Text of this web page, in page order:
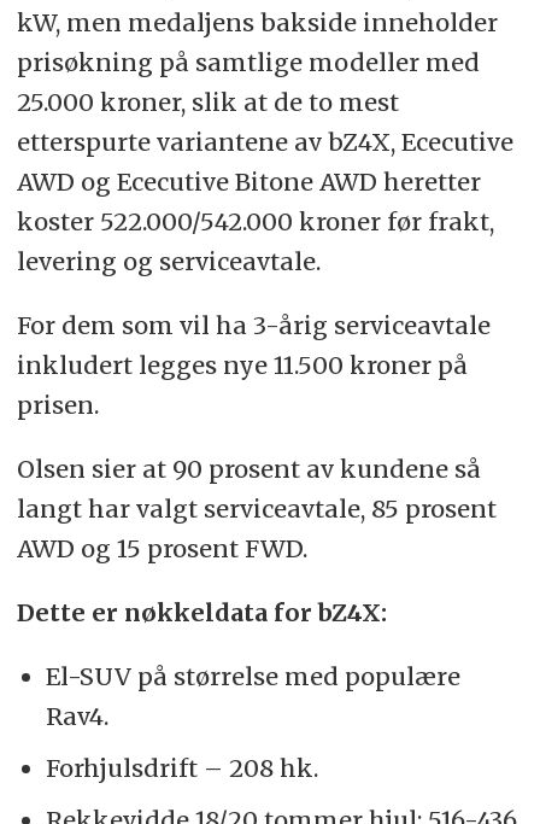
kW, men medaljens bakside inneholder
prisøkning på samtlige modeller med
25.000 kroner, slik at de to mest
etterspurte variantene av bZ4X, Ececutive
AWD og Ececutive Bitone AWD heretter
koster 522.000/542.000 kroner før frakt,
levering og serviceavtale.
For dem som vil ha 3-årig serviceavtale
inkludert legges nye 11.500 kroner på
prisen.
Olsen sier at 90 prosent av kundene så
langt har valgt serviceavtale, 85 prosent
AWD og 15 prosent FWD.
Dette er nøkkeldata for bZ4X:
El-SUV på størrelse med populære
Rav4.
Forhjulsdrift – 208 hk.